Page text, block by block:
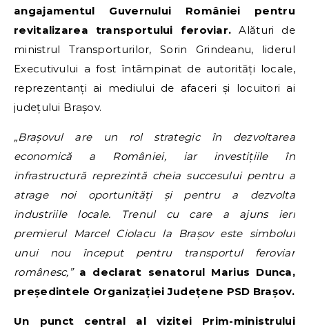
angajamentul Guvernului României pentru
revitalizarea transportului feroviar.Alături de
ministrul Transporturilor, Sorin Grindeanu, liderul
Executivului a fost întâmpinat de autorități locale,
reprezentanți ai mediului de afaceri și locuitori ai
județului Brașov.
„Brașovul are un rol strategic în dezvoltarea
economică a României, iar investițiile în
infrastructură reprezintă cheia succesului pentru a
atrage noi oportunități și pentru a dezvolta
industriile locale. Trenul cu care a ajuns ieri
premierul Marcel Ciolacu la Brașov este simbolul
unui nou început pentru transportul feroviar
românesc,”a declarat senatorul Marius Dunca,
președintele Organizației Județene PSD Brașov.
Un punct central al vizitei Prim-ministrului